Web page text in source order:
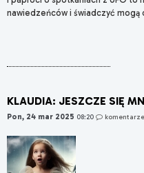
nawiedzeńców i świadczyć
KLAUDIA: JESZCZE SIĘ
Pon, 24 mar 2025 08:20